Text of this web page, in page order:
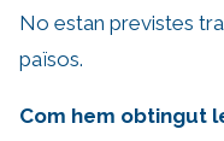
No estan previstes
països.
Com hem obtingut